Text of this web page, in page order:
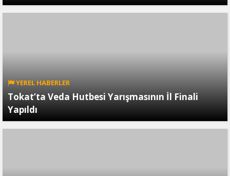
YEREL HABERLER
Tokat’ta Veda Hutbesi Yarışmasının İl Finali
Yapıldı